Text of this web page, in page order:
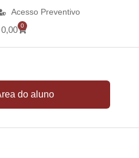
Acesso Preventivo
0,00 0
do aluno